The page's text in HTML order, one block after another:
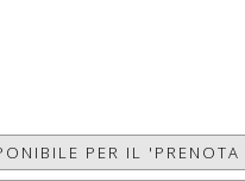
PER IL 'PRENOTA